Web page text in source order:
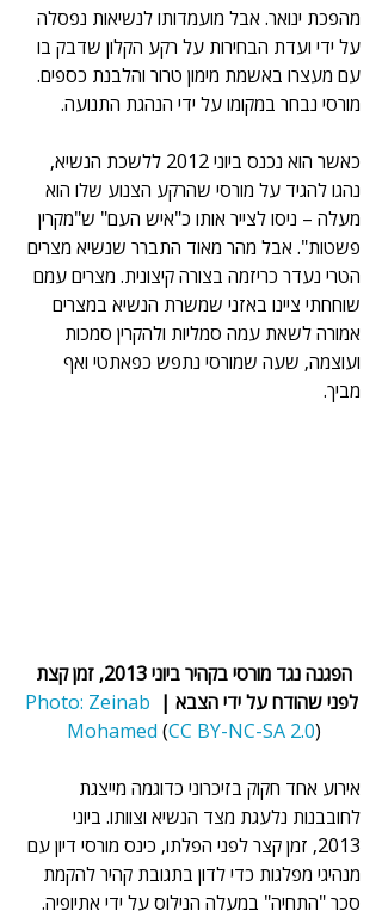
מהפכת ינואר. אבל מועמדותו לנשיאות נפסלה
על ידי ועדת הבחירות על רקע הקלון שדבק בו
עם מעצרו באשמת מימון טרור והלבנת כספים.
מורסי נבחר במקומו על ידי הנהגת התנועה.
כאשר הוא נכנס ביוני 2012 ללשכת הנשיא,
נהגו להגיד על מורסי שהרקע הצנוע שלו הוא
מעלה – ניסו לצייר אותו כ"איש העם" ש"מקרין
פשטות". אבל מהר מאוד התברר שנשיא מצרים
הטרי נעדר כריזמה בצורה קיצונית. מצרים עמם
שוחחתי ציינו באזני שמשרת הנשיא במצרים
אמורה לשאת עמה סמליות ולהקרין סמכות
ועוצמה, שעה שמורסי נתפש כפאתטי ואף
מביך.
הפגנה נגד מורסי בקהיר ביוני 2013, זמן קצת
לפני שהודח על ידי הצבא |
Photo: Zeinab
Mohamed (CC BY-NC-SA 2.0)
אירוע אחד חקוק בזיכרוני כדוגמה מייצגת
לחובבנות נלעגת מצד הנשיא וצוותו. ביוני
2013, זמן קצר לפני הפלתו, כינס מורסי דיון עם
מנהיגי מפלגות כדי לדון בתגובת קהיר להקמת
סכר "התחיה" במעלה הנילוס על ידי אתיופיה.